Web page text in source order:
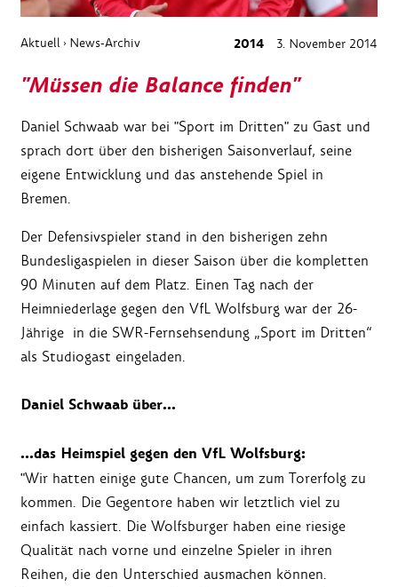
Aktuell › News-Archiv 2014 3. November 2014
"Müssen die Balance finden"
Daniel Schwaab war bei "Sport im Dritten" zu Gast und
sprach dort über den bisherigen Saisonverlauf, seine
eigene Entwicklung und das anstehende Spiel in
Bremen.
Der Defensivspieler stand in den bisherigen zehn
Bundesligaspielen in dieser Saison über die kompletten
90 Minuten auf dem Platz. Einen Tag nach der
Heimniederlage gegen den VfL Wolfsburg war der 26-
Jährige in die SWR-Fernsehsendung „Sport im Dritten“
als Studiogast eingeladen.
Daniel Schwaab über...
…das Heimspiel gegen den VfL Wolfsburg:
"Wir hatten einige gute Chancen, um zum Torerfolg zu
kommen. Die Gegentore haben wir letztlich viel zu
einfach kassiert. Die Wolfsburger haben eine riesige
Qualität nach vorne und einzelne Spieler in ihren
Reihen, die den Unterschied ausmachen können.